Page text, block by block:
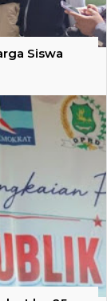
Siswa